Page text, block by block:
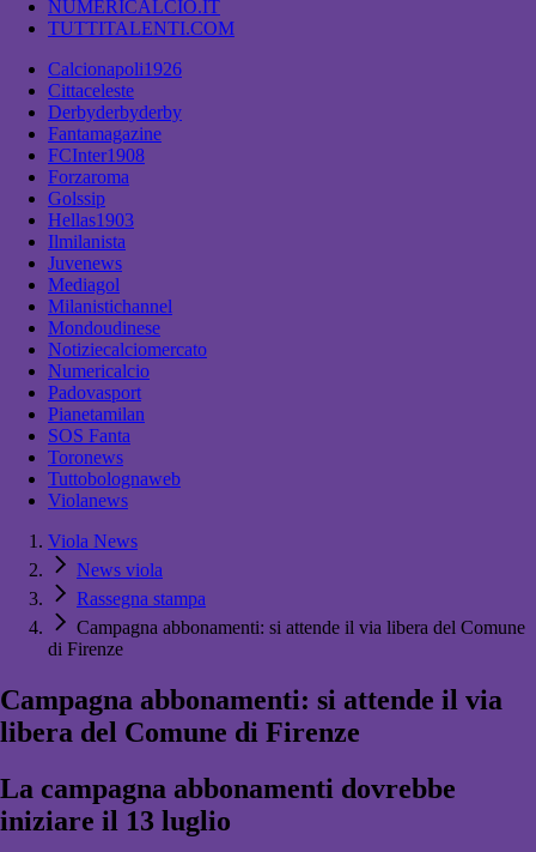
NUMERICALCIO.IT
TUTTITALENTI.COM
Calcionapoli1926
Cittaceleste
Derbyderbyderby
Fantamagazine
FCInter1908
Forzaroma
Golssip
Hellas1903
Ilmilanista
Juvenews
Mediagol
Milanistichannel
Mondoudinese
Notiziecalciomercato
Numericalcio
Padovasport
Pianetamilan
SOS Fanta
Toronews
Tuttobolognaweb
Violanews
Viola News
News viola
Rassegna stampa
Campagna abbonamenti: si attende il via libera del Comune
di Firenze
Campagna abbonamenti: si attende il via
libera del Comune di Firenze
La campagna abbonamenti dovrebbe
iniziare il 13 luglio